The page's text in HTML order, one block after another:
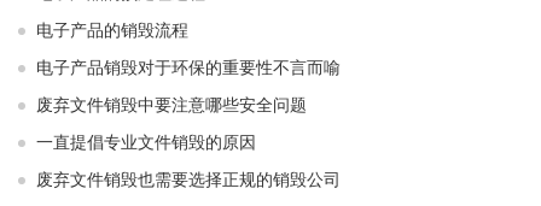
电子产品的销毁流程
电子产品销毁对于环保的重要性不言而喻
废弃文件销毁中要注意哪些安全问题
一直提倡专业文件销毁的原因
废弃文件销毁也需要选择正规的销毁公司